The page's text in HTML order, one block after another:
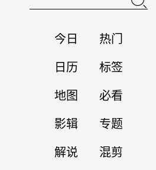
今日 热门
日历 标签
地图 必看
影辑 专题
解说 混剪